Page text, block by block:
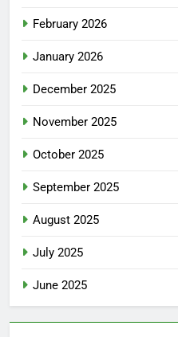
February 2026
January 2026
December 2025
November 2025
October 2025
September 2025
August 2025
July 2025
June 2025